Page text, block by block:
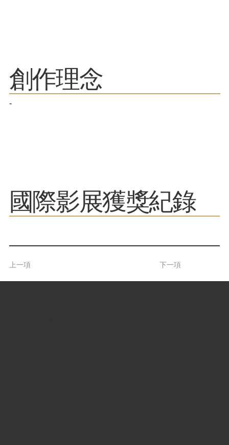
​創作理念
-
​國際影展獲獎紀錄
上一項 下一項